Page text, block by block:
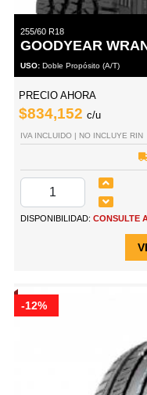
255/60 R18
GOODYEAR
USO: Doble Propósito (A/T)
PRECIO AHORA
$834,152 c/u
IVA INCLUIDO | NO INCLUYE RIN
DISPONIBILIDAD: CONSULTE
-12%